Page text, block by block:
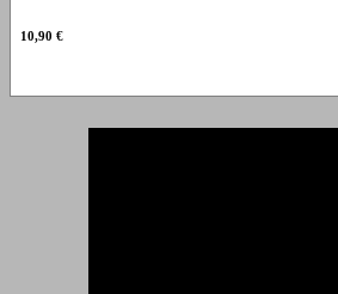
10,90 €